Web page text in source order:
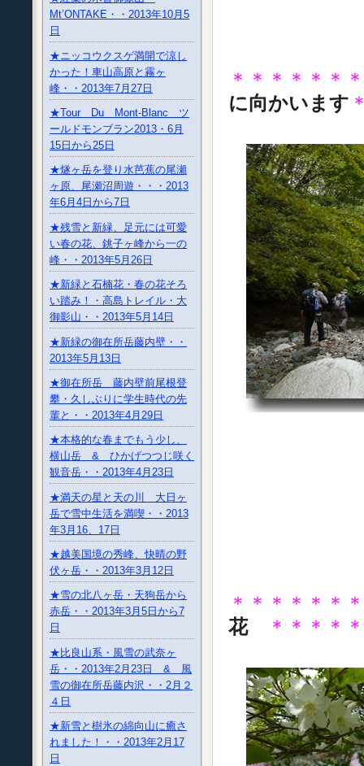
Mt’ONTAKE・・2013年10月5
日
★ニッコウクスゲ満開で涼し
かった！車山高原と霧ヶ
峰・・2013年7月27日
★Tour Du Mont-Blanc ツ
ールドモンブラン2013・6月
15日から25日
★燧ヶ岳を登り水芭蕉の尾瀬
ヶ原、尾瀬沼周遊・・・2013
年6月4日から7日
★残雪と新緑、足元には可愛
い春の花、銚子ヶ峰から一の
峰・・2013年5月26日
★新緑と石楠花・春の花そろ
い踏み！・高島トレイル・大
御影山・・2013年5月14日
★新緑の御在所岳藤内壁・・
2013年5月13日
★御在所岳 藤内壁前尾根登
攀・久しぶりに学生時代の先
輩と・・2013年4月29日
★本格的な春までもう少し、
横山岳 & ひかげつつじ咲く
観音岳・・2013年4月23日
★満天の星と天の川 大日ヶ
岳で雪中生活を満喫・・2013
年3月16、17日
★越美国境の秀峰、快晴の野
伏ヶ岳・・2013年3月12日
★雪の北八ヶ岳・天狗岳から
赤岳・・2013年3月5日から7
日
★比良山系・風雪の武奈ヶ
岳・・2013年2月23日 & 風
雪の御在所岳藤内沢・・2月２
４日
★新雪と樹氷の綿向山に癒さ
れました！・・2013年2月17
日
＊＊＊＊＊＊
に向かいます
＊＊＊＊＊＊
花
＊＊＊＊